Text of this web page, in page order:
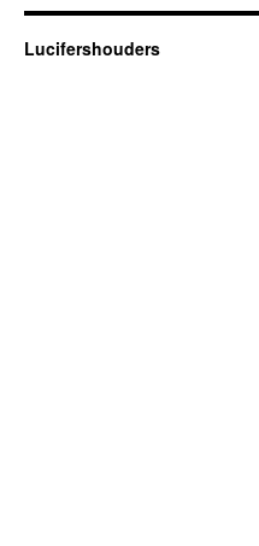
Lucifershouders